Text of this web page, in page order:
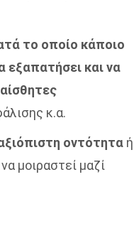
το οποίο κάποιο
και να
κ.α.
οντότητα ή
μοιραστεί μαζί